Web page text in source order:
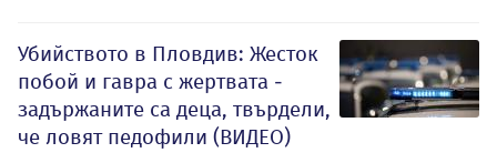
Убийството в Пловдив: Жесток
побой и гавра с жертвата -
задържаните са деца, твърдели,
че ловят педофили (ВИДЕО)